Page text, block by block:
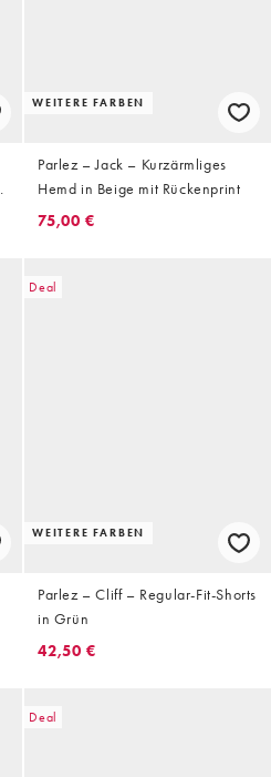
WEITERE FARBEN
Parlez – Jack – Kurzärmliges
Hemd in Beige mit Rückenprint
75,00 €
Deal
WEITERE FARBEN
Parlez – Cliff – Regular-Fit-Shorts
in Grün
42,50 €
Deal